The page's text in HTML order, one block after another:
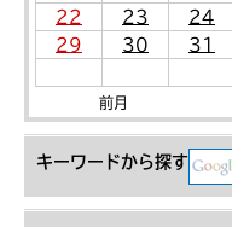
22
23 24
29
30 31
前月
キーワードから探す